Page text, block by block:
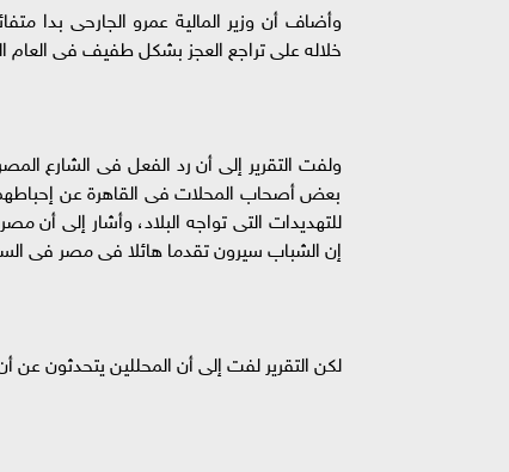
وأضاف أن وزير المالية عمرو الجارحى بدا
خلاله على تراجع العجز بشكل طفيف فى العام
ولفت التقرير إلى أن رد الفعل فى الشارع
بعض أصحاب المحلات فى القاهرة عن إحباطهم،
للتهديدات التى تواجه البلاد، وأشار
إن الشباب سيرون تقدما هائلا فى مصر فى
لكن التقرير لفت إلى أن المحللين يتحدثون